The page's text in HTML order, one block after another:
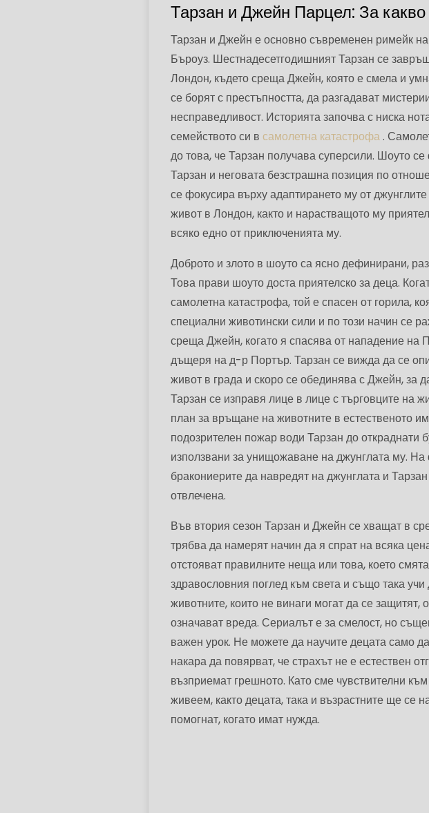
Тарзан и Джейн Парцел: За какво
Тарзан и Джейн е основно съвременен римейк
Бъроуз. Шестнадесетгодишният Тарзан се
Лондон, където среща Джейн, която е смела и
се борят с престъпността, да разгадават
несправедливост. Историята започва с ниска
семейството си в самолетна катастрофа.
до това, че Тарзан получава суперсили. Шоуто
Тарзан и неговата безстрашна позиция по
се фокусира върху адаптирането му от
живот в Лондон, както и нарастващото му
всяко едно от приключенията му.
Доброто и злото в шоуто са ясно дефинирани,
Това прави шоуто доста приятелско за деца.
самолетна катастрофа, той е спасен от горила,
специални животински сили и по този начин се
среща Джейн, когато я спасява от нападение на
дъщеря на д-р Портър. Тарзан се вижда да се
живот в града и скоро се обединява с Джейн, за
Тарзан се изправя лице в лице с търговците на
план за връщане на животните в естественото
подозрителен пожар води Тарзан до откраднати
използвани за унищожаване на джунглата му.
бракониерите да навредят на джунглата и
отвлечена.
Във втория сезон Тарзан и Джейн се хващат в
трябва да намерят начин да я спрат на всяка
отстояват правилните неща или това, което
здравословния поглед към света и също така
животните, които не винаги могат да се
означават вреда. Сериалът е за смелост, но
важен урок. Не можете да научите децата само
накара да повярват, че страхът не е естествен
възприемат грешното. Като сме чувствителни
живеем, както децата, така и възрастните ще се
помогнат, когато имат нужда.